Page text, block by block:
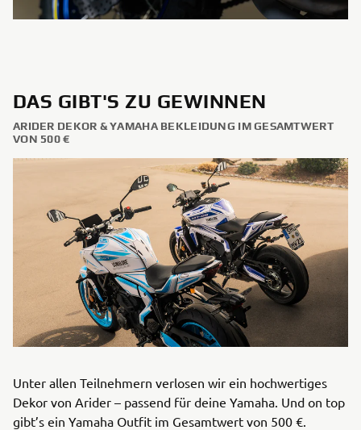
DAS GIBT'S ZU GEWINNEN
ARIDER DEKOR & YAMAHA BEKLEIDUNG IM GESAMTWERT
VON 500 €
Unter allen Teilnehmern verlosen wir ein hochwertiges
Dekor von Arider – passend für deine Yamaha. Und on top
gibt’s ein Yamaha Outfit im Gesamtwert von 500 €.